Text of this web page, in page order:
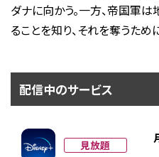
ダナに向かう。一方、帝国軍
ることを知り、それを奪うため
配信中のサービス
見放題